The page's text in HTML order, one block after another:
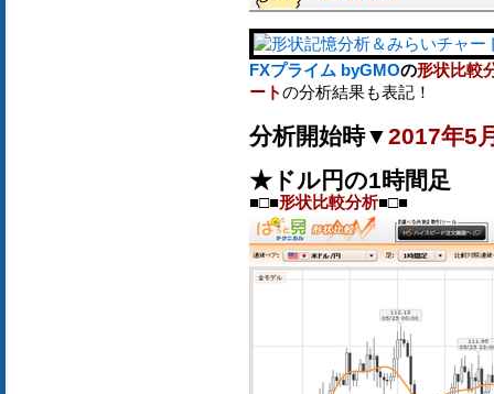
FXプライム byGMOの形状比較
ートの分析結果も表記！
分析開始時▼2017年5
★ドル円の1時間足
■□■形状比較分析■□■